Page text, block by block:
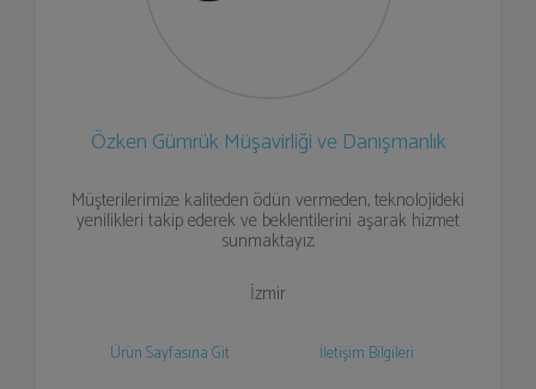
Özken Gümrük Müşavirliği ve Danışmanlık
Müşterilerimize kaliteden ödün vermeden, teknolojideki
yenilikleri takip ederek ve beklentilerini aşarak hizmet
sunmaktayız.
İzmir
Ürün Sayfasına Git İletişim Bilgileri